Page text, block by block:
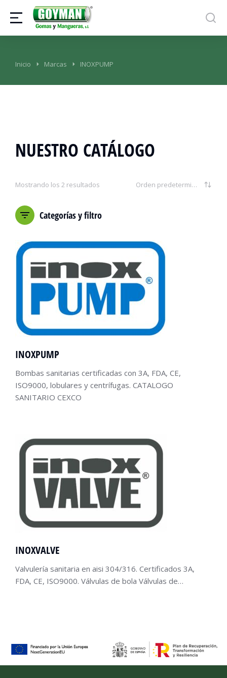
Estás aquí:
Inicio Marcas INOXPUMP
NUESTRO CATÁLOGO
Mostrando los 2 resultados
Categorías y filtro
INOXPUMP
Bombas sanitarias certificadas con 3A, FDA, CE,
ISO9000, lobulares y centrífugas. CATALOGO
SANITARIO CEXCO
INOXVALVE
Valvulería sanitaria en aisi 304/316. Certificados 3A,
FDA, CE, ISO9000. Válvulas de bola Válvulas de…